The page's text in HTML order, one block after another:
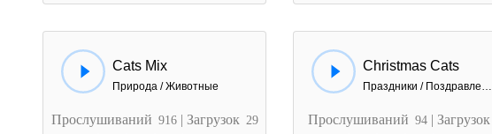
Cats Mix
Природа / Животные
Прослушиваний 916 | Загрузок 29
Christmas Cats
Праздники / Поздравления
Прослушиваний 94 | Загрузок